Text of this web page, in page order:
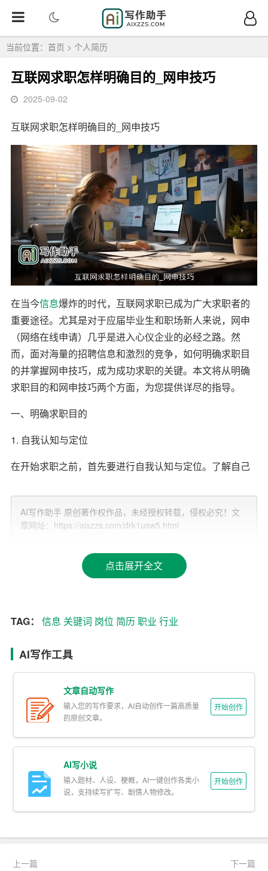
当前位置： 首页 > 个人简历
互联网求职怎样明确目的_网申技巧
2025-09-02
互联网求职怎样明确目的_网申技巧
在当今信息爆炸的时代，互联网求职已成为广大求职者的
重要途径。尤其是对于应届毕业生和职场新人来说，网申
（网络在线申请）几乎是进入心仪企业的必经之路。然
而，面对海量的招聘信息和激烈的竞争，如何明确求职目
的并掌握网申技巧，成为成功求职的关键。本文将从明确
求职目的和网申技巧两个方面，为您提供详尽的指导。
一、明确求职目的
1. 自我认知与定位
在开始求职之前，首先要进行自我认知与定位。了解自己
基础。可以通过职业测评工具、咨询职业规划师或与身边
有经验的人交流，帮助自己更清晰地认识自己。
岗位可能更适合你；如果你善于沟通，喜欢
与人打交道，那么产品经理或市场推广岗位可能更合适。
在明确了自己的职业倾向后，接下来需要对目标行业和公
司进行深入研究。了解行业的发展趋势、市场需求、竞争
格局，以及目标公司的企业文化、业务范围、发展前景
通过阅读行业报告、参加行业论坛、关注公司官网和社交
媒体等方式，可以获取大量有价值的信息。这不仅有助于
你选择合适的公司和岗位，还能在面试中展现出你对行业
3. 职业目标设定
在自我认知和行业研究的基础上，设定明确的职业目标。
致。例如，你可以设定“在未来三年内，成为一家知名互联
网公司的数据分析师”这样的目标。
AI写作助手 原创著作权作品，未经授权转载，侵权必究！文
章网址：https://aixzzs.com/drk1usw5.html
点击展开全文
TAG： 信息 关键词 岗位 简历职业 行业
AI写作工具
文章自动写作
输入您的写作要求，AI自动创作一篇高质量
的原创文章。
开始创作
AI写小说
输入题材、人设、梗概，AI一键创作各类小
说，支持续写扩写、剧情人物修改。
开始创作
上一篇 下一篇